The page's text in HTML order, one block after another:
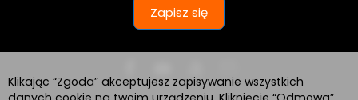
Zapisz się
Klikając “Zgoda” akceptujesz zapisywanie wszystkich